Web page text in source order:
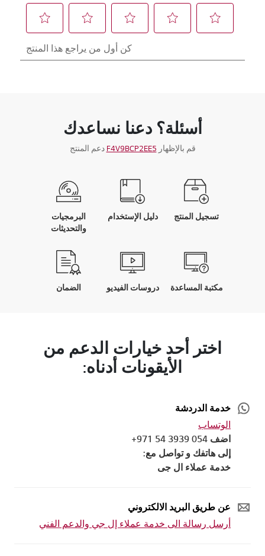
أسئلة؟ دعنا نساعدك
قم بالإظهار F4V9BCP2EE5 دعم المنتج
تسجيل المنتج دليل الإستخدام
البرمجيات
والتحديثات
مكتبة المساعدة دروسات الفيديو الضمان
اختر أحد خيارات الدعم من
الأيقونات أدناه:
خدمة الدردشة
الوتساب
اضف 054 3939 54 971+
إلى هاتفك و تواصل مع:
خدمة عملاء ال جى
عن طريق البريد الالكتروني
أرسل رسالة الى خدمة عملاء إل جي والدعم الفني